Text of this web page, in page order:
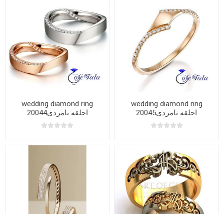
wedding diamond ring
20044احلقه نامزدی
wedding diamond ring
20045احلقه نامزدی